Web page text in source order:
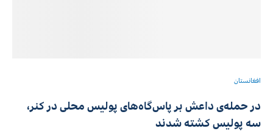
افغانستان
در حمله‌ی داعش بر پاس‌گاه‌های پولیس محلی در کنر،
سه پولیس کشته شدند